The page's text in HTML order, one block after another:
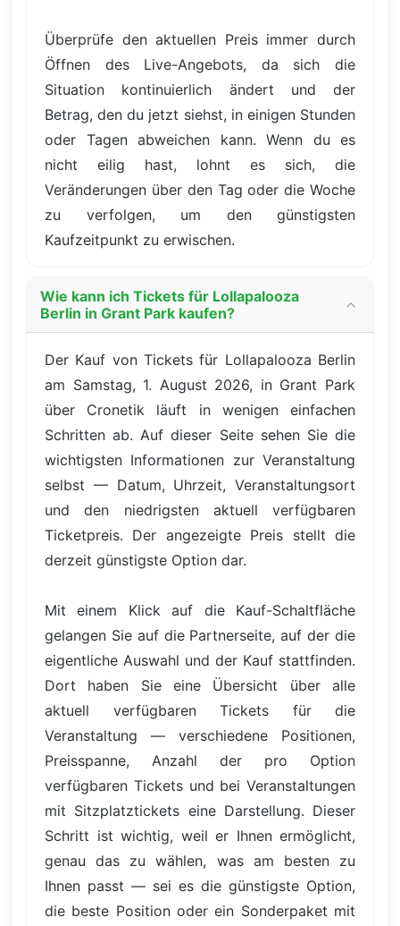
Überprüfe den aktuellen Preis immer durch
Öffnen des Live-Angebots, da sich die
Situation kontinuierlich ändert und der
Betrag, den du jetzt siehst, in einigen Stunden
oder Tagen abweichen kann. Wenn du es
nicht eilig hast, lohnt es sich, die
Veränderungen über den Tag oder die Woche
zu verfolgen, um den günstigsten
Kaufzeitpunkt zu erwischen.
Wie kann ich Tickets für Lollapalooza
Berlin in Grant Park kaufen?
Der Kauf von Tickets für Lollapalooza Berlin
am Samstag, 1. August 2026, in Grant Park
über Cronetik läuft in wenigen einfachen
Schritten ab. Auf dieser Seite sehen Sie die
wichtigsten Informationen zur Veranstaltung
selbst — Datum, Uhrzeit, Veranstaltungsort
und den niedrigsten aktuell verfügbaren
Ticketpreis. Der angezeigte Preis stellt die
derzeit günstigste Option dar.
Mit einem Klick auf die Kauf-Schaltfläche
gelangen Sie auf die Partnerseite, auf der die
eigentliche Auswahl und der Kauf stattfinden.
Dort haben Sie eine Übersicht über alle
aktuell verfügbaren Tickets für die
Veranstaltung — verschiedene Positionen,
Preisspanne, Anzahl der pro Option
verfügbaren Tickets und bei Veranstaltungen
mit Sitzplatztickets eine Darstellung. Dieser
Schritt ist wichtig, weil er Ihnen ermöglicht,
genau das zu wählen, was am besten zu
Ihnen passt — sei es die günstigste Option,
die beste Position oder ein Sonderpaket mit